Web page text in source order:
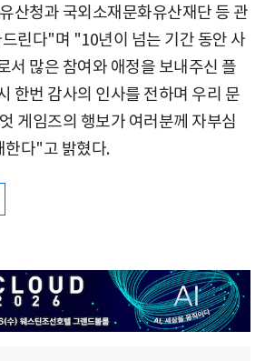
산청과 국외소재문화유산재단 등 관
린다"며 "10년이 넘는 기간 동안 사
서 많은 참여와 애정을 보내주신 플
한번 감사의 인사를 전하며 우리 문
게임즈의 행보가 여러분께 자부심
한다"고 밝혔다.